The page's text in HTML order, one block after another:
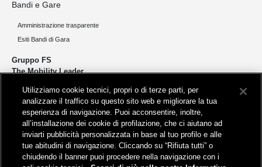
Bandi e Gare
Amministrazione trasparente
Esiti Bandi di Gara
Gruppo FS
The Mobility Leader
Progettiamo e realizziamo infrastrutture per una mobilità sostenibile di
persone e merci. Accorciamo le distanze per lo sviluppo e la crescita
del nostro Paese.
Utilizziamo cookie tecnici, propri o di terze parti, per
analizzare il traffico su questo sito web e migliorare la tua
esperienza di navigazione. Puoi acconsentire, inoltre,
all’installazione dei cookie di profilazione, che ci aiutano ad
inviarti pubblicità personalizzata in base al tuo profilo e alle
tue abitudini di navigazione. Cliccando su “Rifiuta tutti” o
chiudendo il banner puoi procedere nella navigazione con i